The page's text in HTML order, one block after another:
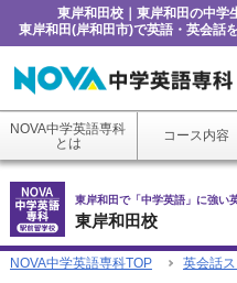
東岸和田校｜東岸和田の中学
東岸和田(岸和田市)で英語・英会話
NOVA中学英語専科
とは
コース内容
東岸和田校
東岸和田で「中学英語」に強い
NOVA中学英語専科TOP 英会話